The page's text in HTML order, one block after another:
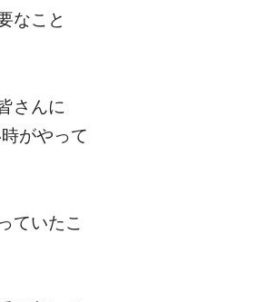
なこと
さんに
がやって
ていたこ